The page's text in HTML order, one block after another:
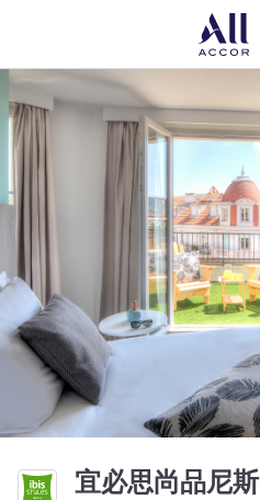
宜必思尚品尼